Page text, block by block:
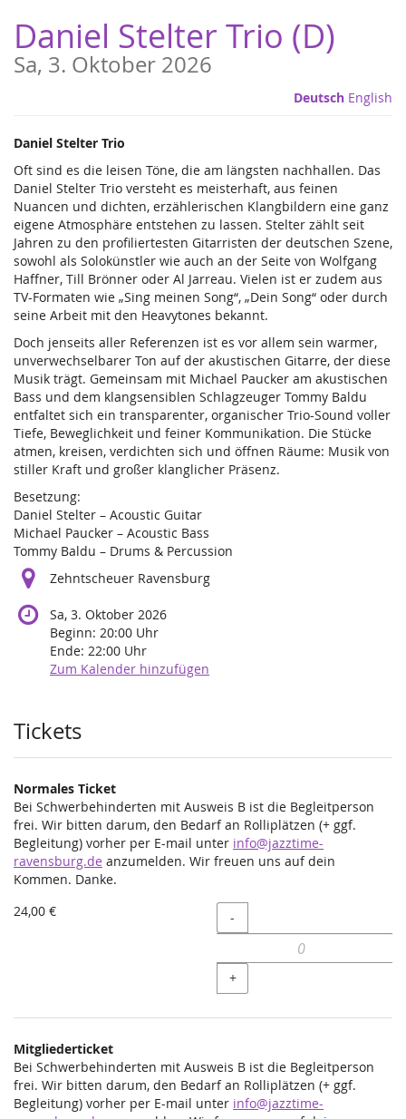
Haupt-
Inhalt
springen
Daniel Stelter Trio (D)
Sa, 3. Oktober 2026
Deutsch English
Daniel Stelter Trio
Oft sind es die leisen Töne, die am längsten nachhallen. Das
Daniel Stelter Trio versteht es meisterhaft, aus feinen
Nuancen und dichten, erzählerischen Klangbildern eine ganz
eigene Atmosphäre entstehen zu lassen. Stelter zählt seit
Jahren zu den profiliertesten Gitarristen der deutschen Szene,
sowohl als Solokünstler wie auch an der Seite von Wolfgang
Haffner, Till Brönner oder Al Jarreau. Vielen ist er zudem aus
TV-Formaten wie „Sing meinen Song“, „Dein Song“ oder durch
seine Arbeit mit den Heavytones bekannt.
Doch jenseits aller Referenzen ist es vor allem sein warmer,
unverwechselbarer Ton auf der akustischen Gitarre, der diese
Musik trägt. Gemeinsam mit Michael Paucker am akustischen
Bass und dem klangsensiblen Schlagzeuger Tommy Baldu
entfaltet sich ein transparenter, organischer Trio-Sound voller
Tiefe, Beweglichkeit und feiner Kommunikation. Die Stücke
atmen, kreisen, verdichten sich und öffnen Räume: Musik von
stiller Kraft und großer klanglicher Präsenz.
Besetzung:
Daniel Stelter – Acoustic Guitar
Michael Paucker – Acoustic Bass
Tommy Baldu – Drums & Percussion
Zehntscheuer Ravensburg
Sa, 3. Oktober 2026
Beginn: 20:00 Uhr
Ende: 22:00 Uhr
Zum Kalender hinzufügen
Produkte
Tickets
Normales Ticket
Bei Schwerbehinderten mit Ausweis B ist die Begleitperson
frei. Wir bitten darum, den Bedarf an Rolliplätzen (+ ggf.
Begleitung) vorher per E-mail unter info@jazztime-
ravensburg.de anzumelden. Wir freuen uns auf dein
Kommen. Danke.
24,00 €
Menge
-
+
Mitgliederticket
Bei Schwerbehinderten mit Ausweis B ist die Begleitperson
frei. Wir bitten darum, den Bedarf an Rolliplätzen (+ ggf.
Begleitung) vorher per E-mail unter info@jazztime-